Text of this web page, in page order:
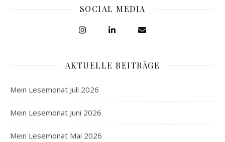
SOCIAL MEDIA
AKTUELLE BEITRÄGE
Mein Lesemonat Juli 2026
Mein Lesemonat Juni 2026
Mein Lesemonat Mai 2026